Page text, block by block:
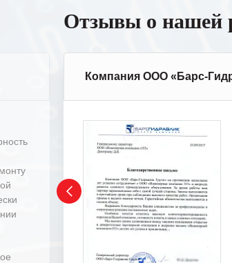
Отзывы о нашей
Компания ООО «Барс-